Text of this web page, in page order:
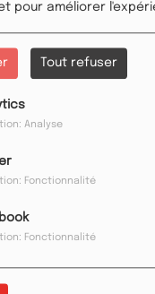
pour améliorer
Tout refuser
Analyse
Fonctionnalité
Fonctionnalité
L M N O P Q
Z
permet decréer sa